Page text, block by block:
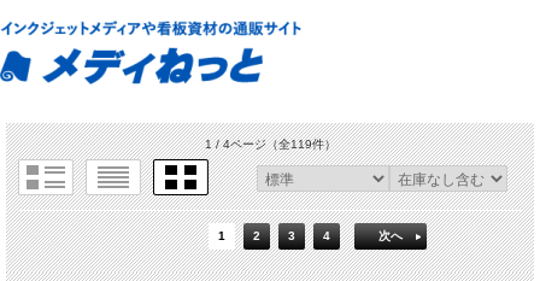
1 / 4ページ（全119件）
1 2 3 4 次へ